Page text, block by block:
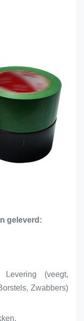
geleverd:
Levering (veegt,
Zwabbers)